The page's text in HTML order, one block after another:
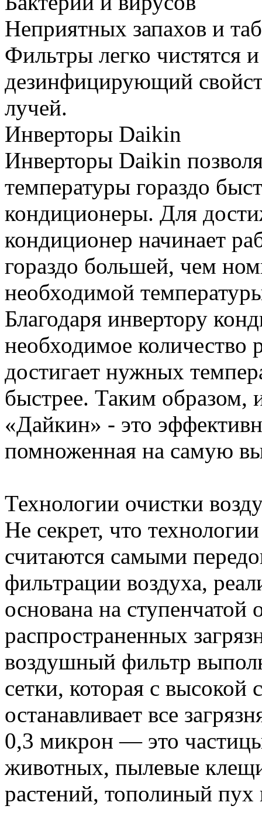
Неприятных запахов и
Фильтры легко чистятся
дезинфицирующий
лучей.
Инверторы Daikin
Инверторы Daikin
температуры гораздо
кондиционеры. Для
кондиционер начинает
гораздо большей, чем
необходимой
Благодаря инвертору
необходимое количество
достигает нужных
быстрее. Таким образом,
«Дайкин» - это
помноженная на самую
Технологии очистки
Не секрет, что
считаются самыми
фильтрации воздуха,
основана на ступенчатой
распространенных
воздушный фильтр
сетки, которая с
останавливает все
0,3 микрон — это
животных, пылевые
растений, тополиный пух